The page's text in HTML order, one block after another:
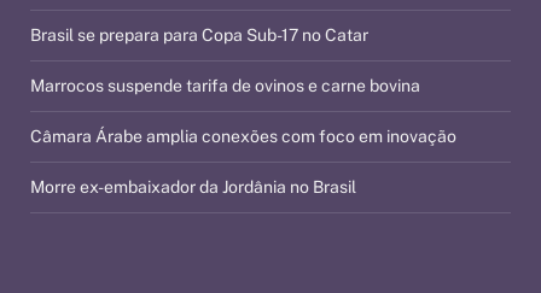
Brasil se prepara para Copa Sub-17 no Catar
Marrocos suspende tarifa de ovinos e carne bovina
Câmara Árabe amplia conexões com foco em inovação
Morre ex-embaixador da Jordânia no Brasil